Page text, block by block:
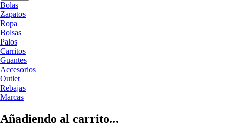
Bolas
Zapatos
Ropa
Bolsas
Palos
Carritos
Guantes
Accesorios
Outlet
Rebajas
Marcas
Añadiendo al carrito...